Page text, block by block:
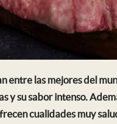
entre las mejores del
y su sabor intenso.
cualidades muy